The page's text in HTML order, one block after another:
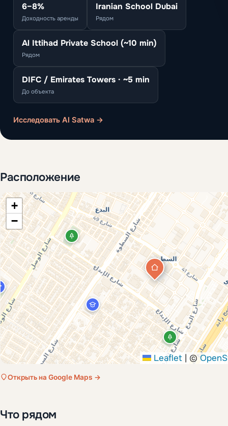
6–8%
Доходность аренды
Iranian School Dubai
Рядом
Al Ittihad Private School (~10 min)
Рядом
DIFC / Emirates Towers · ~5 min
До объекта
Исследовать Al Satwa →
Расположение
+
−
Leaflet | ©
Открыть на Google Maps →
Что рядом